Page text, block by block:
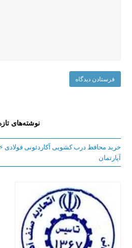
نوشته‌های
خرید محافظ درب کشویی آکاردئونی
آپارتمان